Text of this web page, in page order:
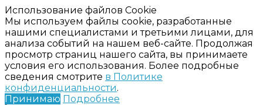
Использование файлов Cookie
Мы используем файлы cookie, разработанные
нашими специалистами и третьими лицами, для
анализа событий на нашем веб-сайте. Продолжая
просмотр страниц нашего сайта, вы принимаете
условия его использования. Более подробные
сведения смотрите в Политике
конфиденциальности.
Принимаю Подробнее